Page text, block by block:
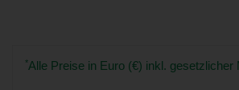
*Alle Preise in Euro (€) inkl.